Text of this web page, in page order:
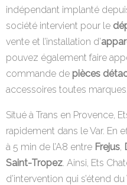
indépendant implanté
société intervient pour le
vente et l’installation d’
pouvez également faire
commande de pièces
accessoires toutes marques.
Situé à Trans en Provence,
rapidement dans le Var. En
à 5 min de l’A8 entre Frejus,
Saint-Tropez. Ainsi, Ets
d’intervention qui s’étend